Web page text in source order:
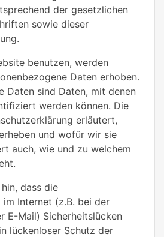
der gesetzlichen
sowie dieser
benutzen, werden
Daten erhoben.
Daten sind Daten, mit denen
werden können. Die
erläutert,
und wofür wir sie
auch, wie und zu welchem
dass die
Internet (z.B. bei der
E-Mail) Sicherheitslücken
lückenloser Schutz der